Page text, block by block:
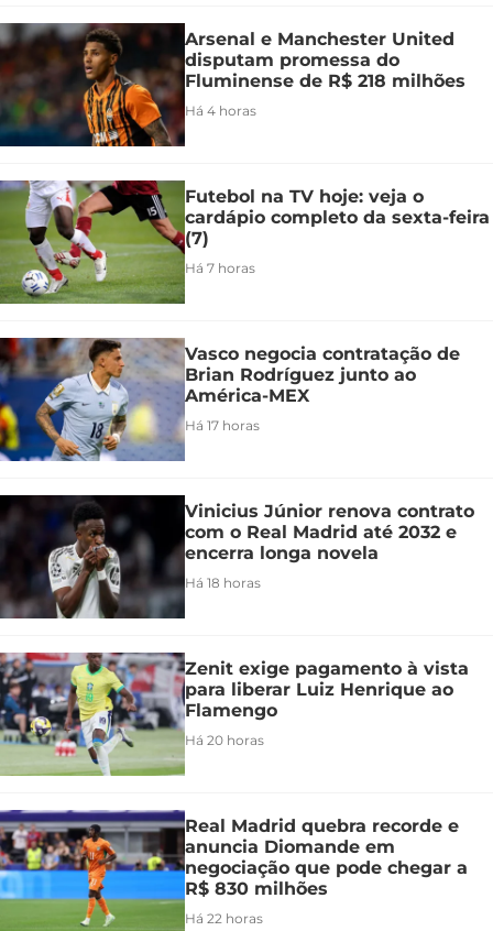
Arsenal e Manchester United
disputam promessa do
Fluminense de R$ 218 milhões
Há 4 horas
Futebol na TV hoje: veja o
cardápio completo da sexta-feira
(7)
Há 7 horas
Vasco negocia contratação de
Brian Rodríguez junto ao
América-MEX
Há 17 horas
Vinicius Júnior renova contrato
com o Real Madrid até 2032 e
encerra longa novela
Há 18 horas
Zenit exige pagamento à vista
para liberar Luiz Henrique ao
Flamengo
Há 20 horas
Real Madrid quebra recorde e
anuncia Diomande em
negociação que pode chegar a
R$ 830 milhões
Há 22 horas